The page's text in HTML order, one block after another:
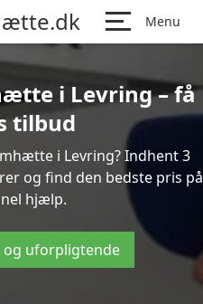
Menu
i Levring – få
tilbud
i Levring? Indhent 3
og find den bedste pris på
hjælp.
og uforpligtende